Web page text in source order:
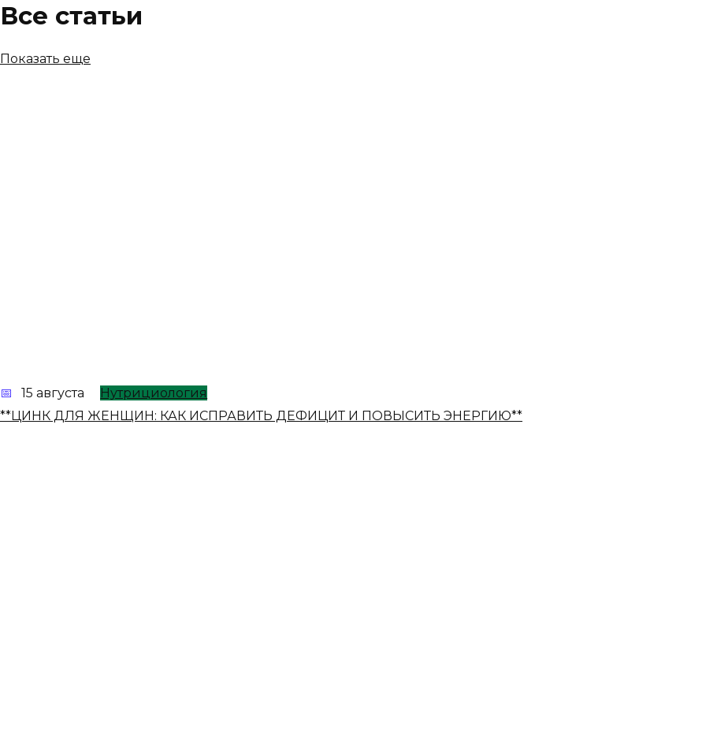
Все статьи
Показать еще
15 августа
Нутрициология
**ЦИНК ДЛЯ ЖЕНЩИН: КАК ИСПРАВИТЬ ДЕФИЦИТ И ПОВЫСИТЬ ЭНЕРГИЮ**